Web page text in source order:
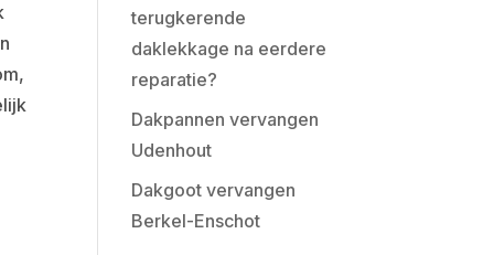
terugkerende
daklekkage na eerdere
reparatie?
Dakpannen vervangen
Udenhout
Dakgoot vervangen
Berkel-Enschot